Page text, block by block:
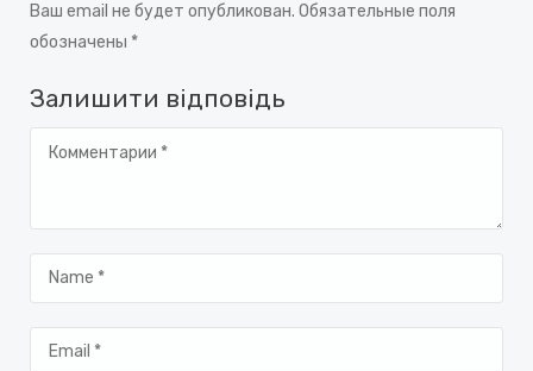
Ваш email не будет опубликован. Обязательные поля
обозначены *
Залишити відповідь